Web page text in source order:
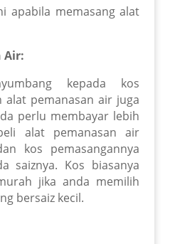
apabila memasang alat
Air:
kepada kos
pemanasan air juga
perlu membayar lebih
alat pemanasan air
kos pemasangannya
saiznya. Kos biasanya
jika anda memilih
bersaiz kecil.